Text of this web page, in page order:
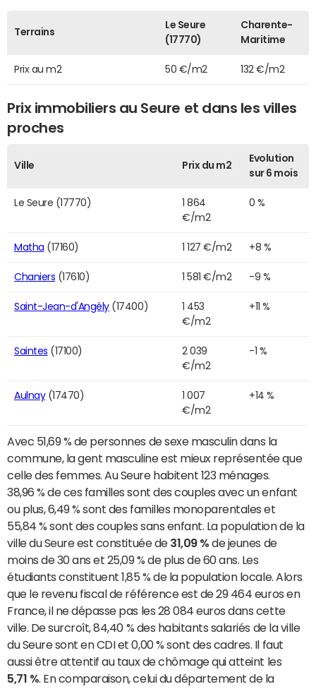
Terrains
Le Seure
(17770)
Charente-
Maritime
Prix au m2 50 €/m2 132 €/m2
Prix immobiliers au Seure et dans les villes
proches
Ville Prix du m2
Evolution
sur 6 mois
Le Seure (17770)
1 864
€/m2
0 %
Matha (17160) 1 127 €/m2 +8 %
Chaniers (17610) 1 581 €/m2 -9 %
Saint-Jean-d'Angély(17400)
1 453
€/m2
+11 %
Saintes (17100)
2 039
€/m2
-1 %
Aulnay(17470)
1 007
€/m2
+14 %
Avec 51,69 % de personnes de sexe masculin dans la
commune, la gent masculine est mieux représentée que
celle des femmes. Au Seure habitent 123 ménages.
38,96 % de ces familles sont des couples avec un enfant
ou plus, 6,49 % sont des familles monoparentales et
55,84 % sont des couples sans enfant. La population de la
ville du Seure est constituée de 31,09 % de jeunes de
moins de 30 ans et 25,09 % de plus de 60 ans. Les
étudiants constituent 1,85 % de la population locale. Alors
que le revenu fiscal de référence est de 29 464 euros en
France, il ne dépasse pas les 28 084 euros dans cette
ville. De surcroît, 84,40 % des habitants salariés de la ville
du Seure sont en CDI et 0,00 % sont des cadres. Il faut
aussi être attentif au taux de chômage qui atteint les
5,71 %. En comparaison, celui du département de la